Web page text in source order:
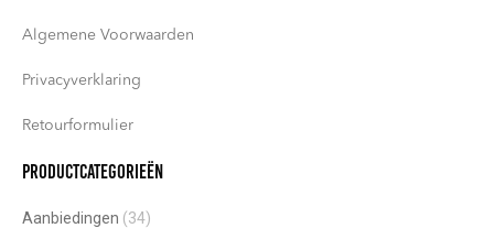
Algemene Voorwaarden
Privacyverklaring
Retourformulier
Productcategorieën
Aanbiedingen (34)